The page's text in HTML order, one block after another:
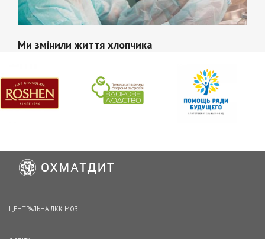
Ми змінили життя хлопчика
ЦЕНТРАЛЬНА ЛКК МОЗ